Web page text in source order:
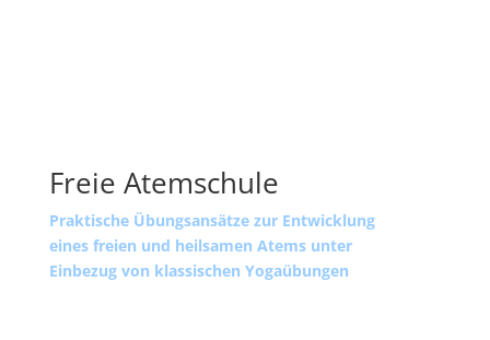
Freie Atemschule
Praktische Übungsansätze zur Entwicklung
eines freien und heilsamen Atems unter
Einbezug von klassischen Yogaübungen